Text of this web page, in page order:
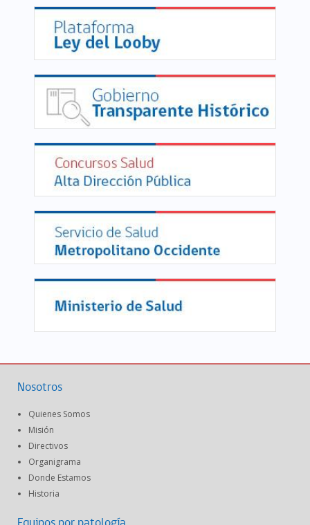
Nosotros
Quienes Somos
Misión
Directivos
Organigrama
Donde Estamos
Historia